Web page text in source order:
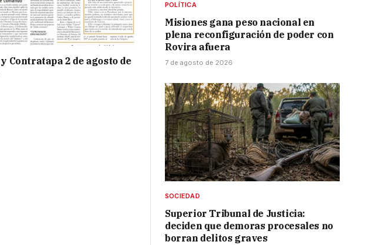
Contratapa 2 de agosto de
POLÍTICA
Misiones gana peso nacional en
plena reconfiguración de poder con
Rovira afuera
7 de agosto de 2026
SOCIEDAD
Superior Tribunal de Justicia:
deciden que demoras procesales no
borran delitos graves